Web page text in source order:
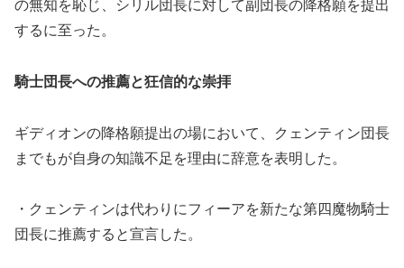
の無知を恥じ、シリル団長に対して副団長の降格願を提出
するに至った。
騎士団長への推薦と狂信的な崇拝
ギディオンの降格願提出の場において、クェンティン団長
までもが自身の知識不足を理由に辞意を表明した。
・クェンティンは代わりにフィーアを新たな第四魔物騎士
団長に推薦すると宣言した。